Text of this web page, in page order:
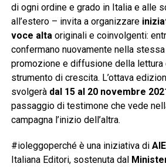
di ogni ordine e grado in Italia e alle
all’estero – invita a organizzare
voce altaoriginali e coinvolgenti:
confermano nuovamente nella
promozione e diffusione della
strumento di crescita. L’ottava
svolgerà dal 15 al 20 novembre
passaggio di testimone che vede
campagna l’inizio dell’altra.
#ioleggoperché è una iniziativa di AIE
Italiana Editori, sostenuta dal